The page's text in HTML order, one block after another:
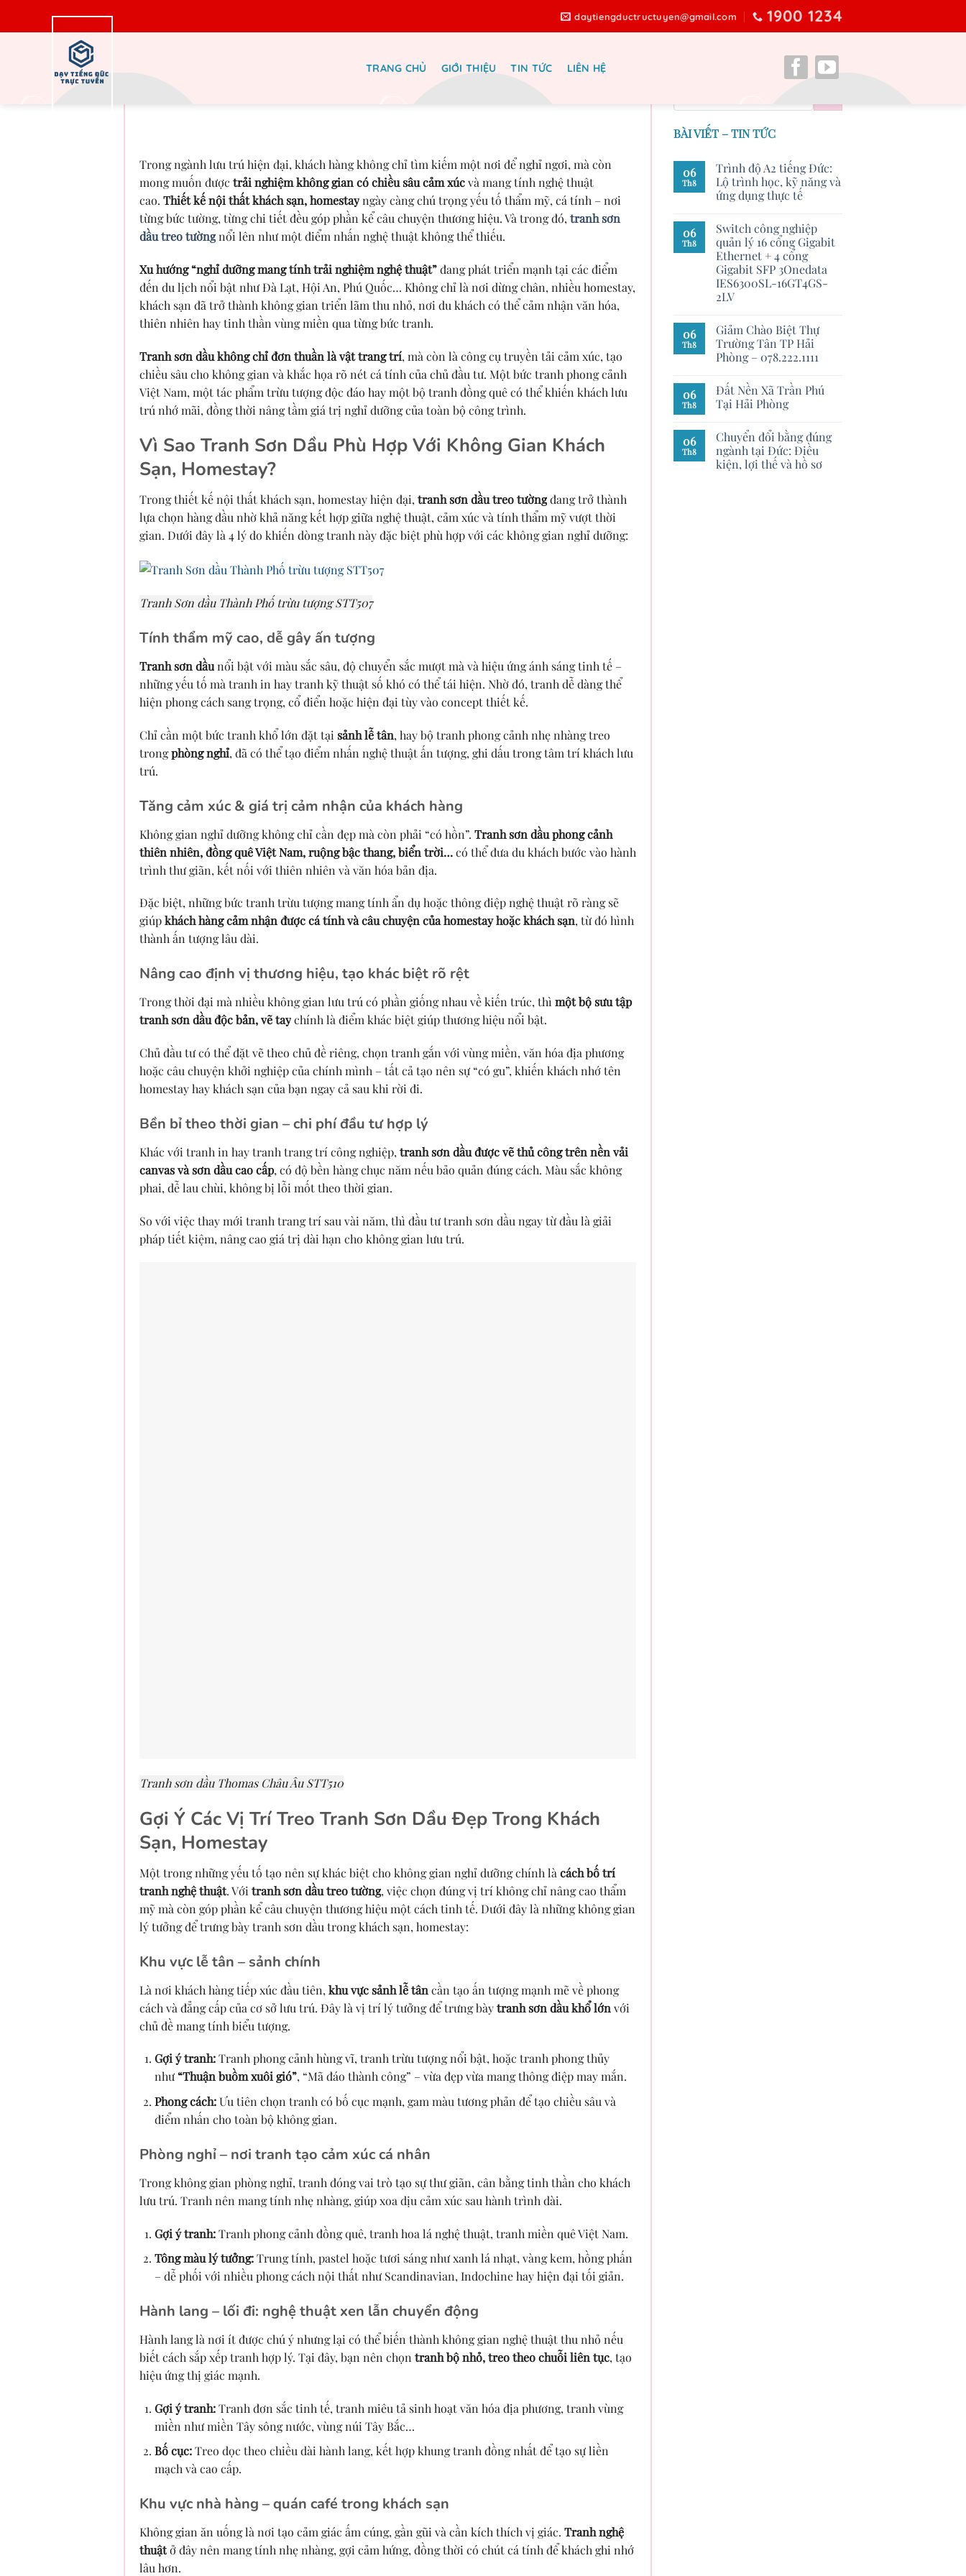
daytiengductructuyen@gmail.com 1900 1234
TRANG CHỦ GIỚI THIỆU TIN TỨC LIÊN HỆ
Trong ngành lưu trú hiện đại, khách hàng không chỉ tìm kiếm một nơi để nghỉ ngơi, mà còn
mong muốn được trải nghiệm không gian có chiều sâu cảm xúcvà mang tính nghệ thuật
cao. Thiết kế nội thất khách sạn, homestayngày càng chú trọng yếu tố thẩm mỹ, cá tính – nơi
từng bức tường, từng chi tiết đều góp phần kể câu chuyện thương hiệu. Và trong đó, tranh sơn
dầu treo tườngnổi lên như một điểm nhấn nghệ thuật không thể thiếu.
Xu hướng “nghỉ dưỡng mang tính trải nghiệm nghệ thuật”đang phát triển mạnh tại các điểm
đến du lịch nổi bật như Đà Lạt, Hội An, Phú Quốc… Không chỉ là nơi dừng chân, nhiều homestay,
khách sạn đã trở thành không gian triển lãm thu nhỏ, nơi du khách có thể cảm nhận văn hóa,
thiên nhiên hay tinh thần vùng miền qua từng bức tranh.
Tranh sơn dầu không chỉ đơn thuần là vật trang trí, mà còn là công cụ truyền tải cảm xúc, tạo
chiều sâu cho không gian và khắc họa rõ nét cá tính của chủ đầu tư. Một bức tranh phong cảnh
Việt Nam, một tác phẩm trừu tượng độc đáo hay một bộ tranh đồng quê có thể khiến khách lưu
trú nhớ mãi, đồng thời nâng tầm giá trị nghỉ dưỡng của toàn bộ công trình.
Vì Sao Tranh Sơn Dầu Phù Hợp Với Không Gian Khách
Sạn, Homestay?
Trong thiết kế nội thất khách sạn, homestay hiện đại, tranh sơn dầu treo tườngđang trở thành
lựa chọn hàng đầu nhờ khả năng kết hợp giữa nghệ thuật, cảm xúc và tính thẩm mỹ vượt thời
gian. Dưới đây là 4 lý do khiến dòng tranh này đặc biệt phù hợp với các không gian nghỉ dưỡng:
Tranh Sơn dầu Thành Phố trừu tượng STT507
Tính thẩm mỹ cao, dễ gây ấn tượng
Tranh sơn dầunổi bật với màu sắc sâu, độ chuyển sắc mượt mà và hiệu ứng ánh sáng tinh tế –
những yếu tố mà tranh in hay tranh kỹ thuật số khó có thể tái hiện. Nhờ đó, tranh dễ dàng thể
hiện phong cách sang trọng, cổ điển hoặc hiện đại tùy vào concept thiết kế.
Chỉ cần một bức tranh khổ lớn đặt tại sảnh lễ tân, hay bộ tranh phong cảnh nhẹ nhàng treo
trongphòng nghỉ, đã có thể tạo điểm nhấn nghệ thuật ấn tượng, ghi dấu trong tâm trí khách lưu
trú.
Tăng cảm xúc & giá trị cảm nhận của khách hàng
Không gian nghỉ dưỡng không chỉ cần đẹp mà còn phải “có hồn”. Tranh sơn dầu phong cảnh
thiên nhiên, đồng quê Việt Nam, ruộng bậc thang, biển trời…có thể đưa du khách bước vào hành
trình thư giãn, kết nối với thiên nhiên và văn hóa bản địa.
Đặc biệt, những bức tranh trừu tượng mang tính ẩn dụ hoặc thông điệp nghệ thuật rõ ràng sẽ
giúpkhách hàng cảm nhận được cá tính và câu chuyện của homestay hoặc khách sạn, từ đó hình
thành ấn tượng lâu dài.
Nâng cao định vị thương hiệu, tạo khác biệt rõ rệt
Trong thời đại mà nhiều không gian lưu trú có phần giống nhau về kiến trúc, thì một bộ sưu tập
tranh sơn dầu độc bản, vẽ taychính là điểm khác biệt giúp thương hiệu nổi bật.
Chủ đầu tư có thể đặt vẽ theo chủ đề riêng, chọn tranh gắn với vùng miền, văn hóa địa phương
hoặc câu chuyện khởi nghiệp của chính mình – tất cả tạo nên sự “có gu”, khiến khách nhớ tên
homestay hay khách sạn của bạn ngay cả sau khi rời đi.
Bền bỉ theo thời gian – chi phí đầu tư hợp lý
Khác với tranh in hay tranh trang trí công nghiệp, tranh sơn dầu được vẽ thủ công trên nền vải
canvas và sơn dầu cao cấp, có độ bền hàng chục năm nếu bảo quản đúng cách. Màu sắc không
phai, dễ lau chùi, không bị lỗi mốt theo thời gian.
So với việc thay mới tranh trang trí sau vài năm, thì đầu tư tranh sơn dầu ngay từ đầu là giải
pháp tiết kiệm, nâng cao giá trị dài hạn cho không gian lưu trú.
Tranh sơn dầu Thomas Châu Âu STT510
Gợi Ý Các Vị Trí Treo Tranh Sơn Dầu Đẹp Trong Khách
Sạn, Homestay
Một trong những yếu tố tạo nên sự khác biệt cho không gian nghỉ dưỡng chính là cách bố trí
tranh nghệ thuật. Với tranh sơn dầu treo tường, việc chọn đúng vị trí không chỉ nâng cao thẩm
mỹ mà còn góp phần kể câu chuyện thương hiệu một cách tinh tế. Dưới đây là những không gian
lý tưởng để trưng bày tranh sơn dầu trong khách sạn, homestay:
Khu vực lễ tân – sảnh chính
Là nơi khách hàng tiếp xúc đầu tiên, khu vực sảnh lễ tân cần tạo ấn tượng mạnh mẽ về phong
cách và đẳng cấp của cơ sở lưu trú. Đây là vị trí lý tưởng để trưng bàytranh sơn dầu khổ lớn với
chủ đề mang tính biểu tượng.
Gợi ý tranh:Tranh phong cảnh hùng vĩ, tranh trừu tượng nổi bật, hoặc tranh phong thủy
như“Thuận buồm xuôi gió”, “Mã đáo thành công” – vừa đẹp vừa mang thông điệp may mắn.
Phong cách:Ưu tiên chọn tranh có bố cục mạnh, gam màu tương phản để tạo chiều sâu và
điểm nhấn cho toàn bộ không gian.
Phòng nghỉ – nơi tranh tạo cảm xúc cá nhân
Trong không gian phòng nghỉ, tranh đóng vai trò tạo sự thư giãn, cân bằng tinh thần cho khách
lưu trú. Tranh nên mang tính nhẹ nhàng, giúp xoa dịu cảm xúc sau hành trình dài.
Gợi ý tranh:Tranh phong cảnh đồng quê, tranh hoa lá nghệ thuật, tranh miền quê Việt Nam.
Tông màu lý tưởng:Trung tính, pastel hoặc tươi sáng như xanh lá nhạt, vàng kem, hồng phấn
– dễ phối với nhiều phong cách nội thất như Scandinavian, Indochine hay hiện đại tối giản.
Hành lang – lối đi: nghệ thuật xen lẫn chuyển động
Hành lang là nơi ít được chú ý nhưng lại có thể biến thành không gian nghệ thuật thu nhỏ nếu
biết cách sắp xếp tranh hợp lý. Tại đây, bạn nên chọn tranh bộ nhỏ, treo theo chuỗi liên tục, tạo
hiệu ứng thị giác mạnh.
Gợi ý tranh:Tranh đơn sắc tinh tế, tranh miêu tả sinh hoạt văn hóa địa phương, tranh vùng
miền như miền Tây sông nước, vùng núi Tây Bắc…
Bố cục:Treo dọc theo chiều dài hành lang, kết hợp khung tranh đồng nhất để tạo sự liền
mạch và cao cấp.
Khu vực nhà hàng – quán café trong khách sạn
Không gian ăn uống là nơi tạo cảm giác ấm cúng, gần gũi và cần kích thích vị giác. Tranh nghệ
thuậtở đây nên mang tính nhẹ nhàng, gợi cảm hứng, đồng thời có chút cá tính để khách ghi nhớ
lâu hơn.
BÀI VIẾT – TIN TỨC
06
Th8
Trình độ A2 tiếng Đức:
Lộ trình học, kỹ năng và
ứng dụng thực tế
06
Th8
Switch công nghiệp
quản lý 16 cổng Gigabit
Ethernet + 4 cổng
Gigabit SFP 3Onedata
IES6300SL-16GT4GS-
2LV
06
Th8
Giảm Chào Biệt Thự
Trường Tân TP Hải
Phòng – 078.222.1111
06
Th8
Đất Nền Xã Trần Phú
Tại Hải Phòng
06
Th8
Chuyển đổi bằng đúng
ngành tại Đức: Điều
kiện, lợi thế và hồ sơ